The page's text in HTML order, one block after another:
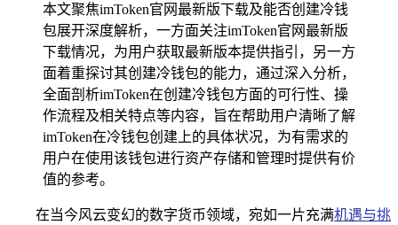
本文聚焦imToken官网最新版下载及能否创建冷钱
包展开深度解析，一方面关注imToken官网最新版
下载情况，为用户获取最新版本提供指引，另一方
面着重探讨其创建冷钱包的能力，通过深入分析，
全面剖析imToken在创建冷钱包方面的可行性、操
作流程及相关特点等内容，旨在帮助用户清晰了解
imToken在冷钱包创建上的具体状况，为有需求的
用户在使用该钱包进行资产存储和管理时提供有价
值的参考。
在当今风云变幻的数字货币领域，宛如一片充满机遇与挑